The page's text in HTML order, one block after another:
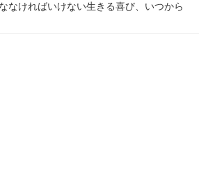
なければいけない生きる喜び、いつから